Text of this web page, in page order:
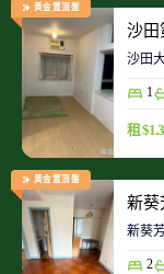
黃金置頂盤
沙田
沙田
1
租
黃金置頂盤
新葵
新葵
2